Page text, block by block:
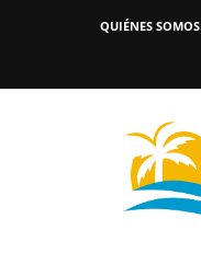
QUIÉNES SOMOS